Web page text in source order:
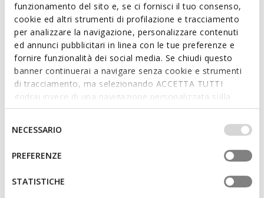
funzionamento del sito e, se ci fornisci il tuo consenso,
cookie ed altri strumenti di profilazione e tracciamento
per analizzare la navigazione, personalizzare contenuti
ed annunci pubblicitari in linea con le tue preferenze e
fornire funzionalità dei social media. Se chiudi questo
banner continuerai a navigare senza cookie e strumenti
di tracciamento, ma selezionando ACCETTA TUTTI
godrai invece di una navigazione personalizzata sulla
base dei tuoi gusti ed interessi. Selezionando
IMPOSTAZIONI potrai anche scegliere quali cookies ed
altri strumenti di tracciamento autorizzare. Per maggiori
informazioni o per modificare in qualsiasi momento le
tue impostazioni, visita la nostra
consenso
NECESSARIO
PREFERENZE
STATISTICHE
External details: removable strap
Internal details: 1 internal pocket
Crook of arm
Hand-held
Adjustable strap